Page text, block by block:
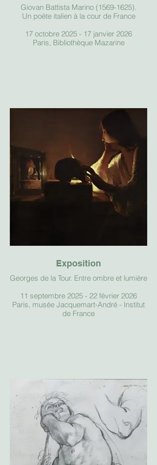
Giovan Battista Marino (1569-1625).
Un poète italien à la cour de France
17 octobre 2025 - 17 janvier 2026
Paris, Bibliothèque Mazarine
Exposition
Georges de la Tour. Entre ombre et lumière
11 septembre 2025 - 22 février 2026
Paris, musée Jacquemart-André - Institut
de France